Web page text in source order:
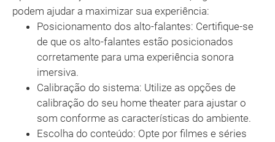
podem ajudar a maximizar sua experiência:
Posicionamento dos alto-falantes: Certifique-se
de que os alto-falantes estão posicionados
corretamente para uma experiência sonora
imersiva.
Calibração do sistema: Utilize as opções de
calibração do seu home theater para ajustar o
som conforme as características do ambiente.
Escolha do conteúdo: Opte por filmes e séries